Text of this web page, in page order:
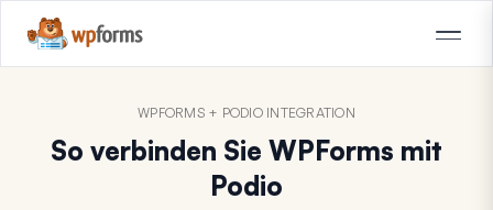
WPFORMS + PODIO INTEGRATION
So verbinden Sie WPForms mit
Podio